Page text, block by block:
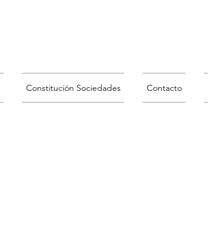
Constitución Sociedades Contacto